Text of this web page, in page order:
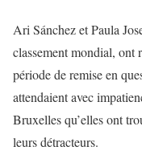
Ari Sánchez et Paula
classement mondial, ont
période de remise en
attendaient avec
Bruxelles qu’elles ont
leurs détracteurs.